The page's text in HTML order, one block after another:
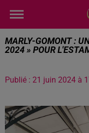
MARLY-GOMONT :
2024 » POUR
Publié : 21 juin 2024 à